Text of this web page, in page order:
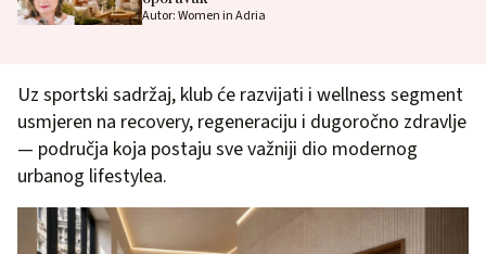
Autor: Women in Adria
Uz sportski sadržaj, klub će razvijati i wellness segment
usmjeren na recovery, regeneraciju i dugoročno zdravlje
— područja koja postaju sve važniji dio modernog
urbanog lifestylea.